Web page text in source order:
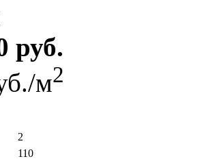
руб.
м2
2
110